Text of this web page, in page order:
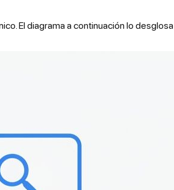
El diagrama a continuación lo